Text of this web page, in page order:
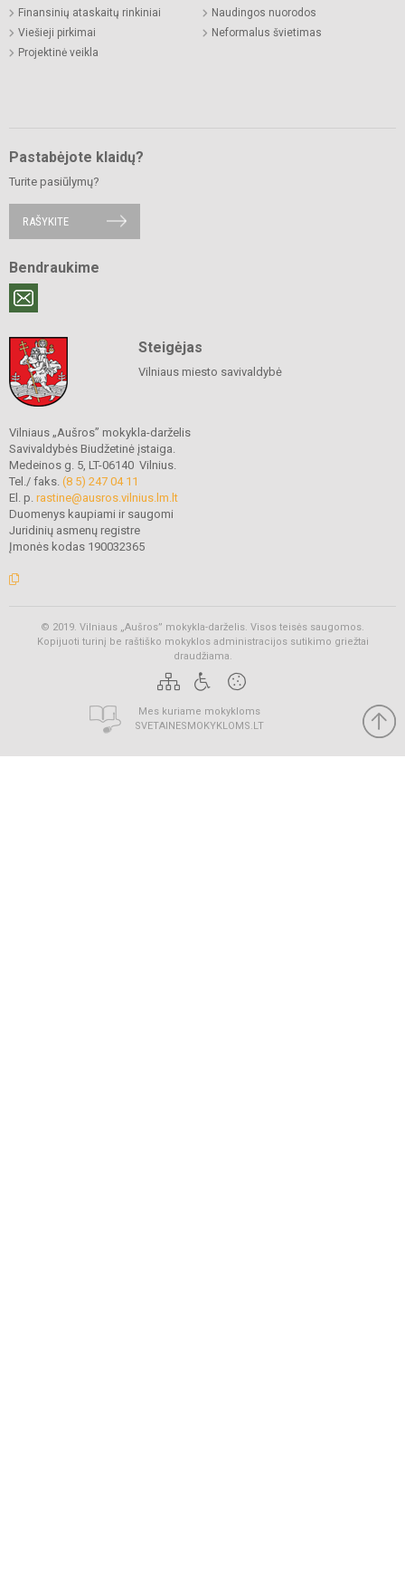
Finansinių ataskaitų rinkiniai
Viešieji pirkimai
Projektinė veikla
Naudingos nuorodos
Neformalus švietimas
Pastabėjote klaidų?
Turite pasiūlymų?
RAŠYKITE
Bendraukime
Steigėjas
Vilniaus miesto savivaldybė
Vilniaus „Aušros” mokykla-darželis
Savivaldybės Biudžetinė įstaiga.
Medeinos g. 5, LT-06140 Vilnius.
Tel./ faks. (8 5) 247 04 11
El. p. rastine@ausros.vilnius.lm.lt
Duomenys kaupiami ir saugomi
Juridinių asmenų registre
Įmonės kodas 190032365
© 2019. Vilniaus „Aušros” mokykla-darželis. Visos teisės saugomos.
Kopijuoti turinį be raštiško mokyklos administracijos sutikimo griežtai
draudžiama.
Mes kuriame mokykloms
SVETAINESMOKYKLOMS.LT